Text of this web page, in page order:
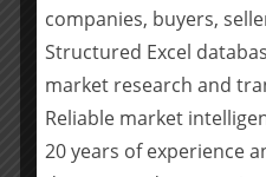
ÜBER EMERAM –
EMERAM ist einer der
für mittelständische
deutschsprachigen Raum.
Fonds stellen mehr als
companies, buyers,
Structured Excel
market research and
Reliable market
20 years of experience